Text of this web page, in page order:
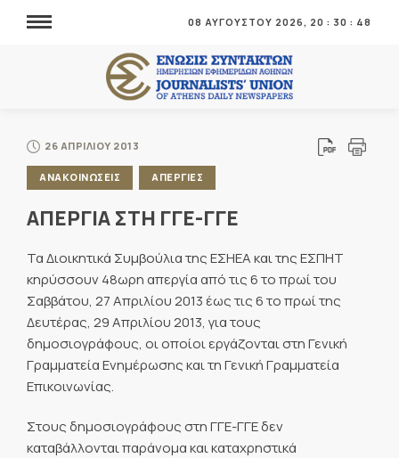
08 ΑΥΓΟΥΣΤΟΥ 2026, 20 : 30 : 49
26 ΑΠΡΙΛΙΟΥ 2013
ΑΝΑΚΟΙΝΩΣΕΙΣ ΑΠΕΡΓΙΕΣ
ΑΠΕΡΓΙΑ ΣΤΗ ΓΓΕ-ΓΓΕ
Τα Διοικητικά Συμβούλια της ΕΣΗΕΑ και της ΕΣΠΗΤ
κηρύσσουν 48ωρη απεργία από τις 6 το πρωί του
Σαββάτου, 27 Απριλίου 2013 έως τις 6 το πρωί της
Δευτέρας, 29 Απριλίου 2013, για τους
δημοσιογράφους, οι οποίοι εργάζονται στη Γενική
Γραμματεία Ενημέρωσης και τη Γενική Γραμματεία
Επικοινωνίας.
Στους δημοσιογράφους στη ΓΓΕ-ΓΓΕ δεν
καταβάλλονται παράνομα και καταχρηστικά